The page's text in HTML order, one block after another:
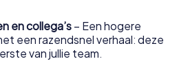
en collega’s – Een hogere
een razendsnel verhaal: deze
van jullie team.